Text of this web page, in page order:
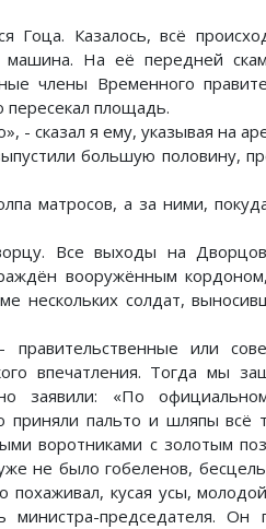
Гоца. Казалось, всё
машина. На её передней
члены Временного
площадь.
- сказал я ему, указывая на
большую половину,
матросов, а за ними,
Все выходы на
вооружённым
нескольких солдат,
или
впечатления. Тогда мы
заявили: «По
приняли пальто и шляпы всё
воротниками с золотым
не было гобеленов,
похаживал, кусая усы,
председателя. Он